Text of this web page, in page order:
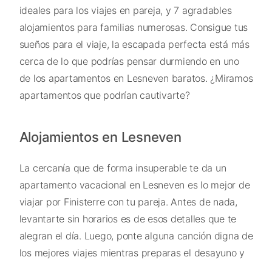
ideales para los viajes en pareja, y 7 agradables
alojamientos para familias numerosas. Consigue tus
sueños para el viaje, la escapada perfecta está más
cerca de lo que podrías pensar durmiendo en uno
de los apartamentos en Lesneven baratos. ¿Miramos
apartamentos que podrían cautivarte?
Alojamientos en Lesneven
La cercanía que de forma insuperable te da un
apartamento vacacional en Lesneven es lo mejor de
viajar por Finisterre con tu pareja. Antes de nada,
levantarte sin horarios es de esos detalles que te
alegran el día. Luego, ponte alguna canción digna de
los mejores viajes mientras preparas el desayuno y